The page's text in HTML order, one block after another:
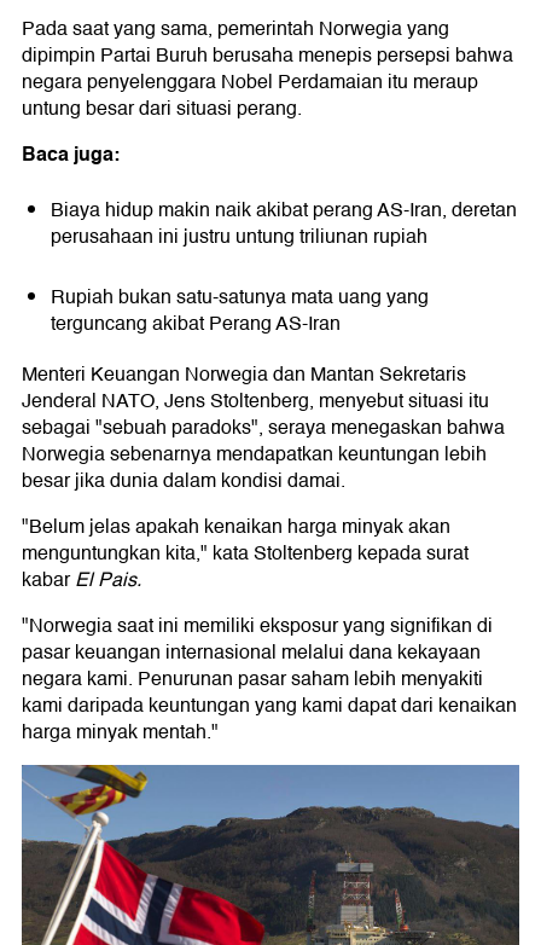
Pada saat yang sama, pemerintah Norwegia yang
dipimpin Partai Buruh berusaha menepis persepsi bahwa
negara penyelenggara Nobel Perdamaian itu meraup
untung besar dari situasi perang.
Baca juga:
Biaya hidup makin naik akibat perang AS-Iran, deretan
perusahaan ini justru untung triliunan rupiah
Rupiah bukan satu-satunya mata uang yang
terguncang akibat Perang AS-Iran
Menteri Keuangan Norwegia dan Mantan Sekretaris
Jenderal NATO, Jens Stoltenberg, menyebut situasi itu
sebagai "sebuah paradoks", seraya menegaskan bahwa
Norwegia sebenarnya mendapatkan keuntungan lebih
besar jika dunia dalam kondisi damai.
"Belum jelas apakah kenaikan harga minyak akan
menguntungkan kita," kata Stoltenberg kepada surat
kabarEl Pais.
"Norwegia saat ini memiliki eksposur yang signifikan di
pasar keuangan internasional melalui dana kekayaan
negara kami. Penurunan pasar saham lebih menyakiti
kami daripada keuntungan yang kami dapat dari kenaikan
harga minyak mentah."